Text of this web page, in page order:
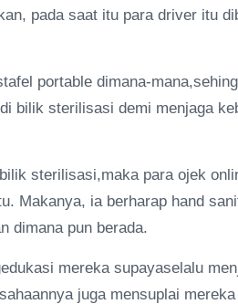
pada saat itu para driver itu
portable dimana-
bilik sterilisasi demi menjaga
sterilisasi,maka para ojek
Makanya, ia berharap hand
dimana pun berada.
mereka supayaselalu
juga mensuplai